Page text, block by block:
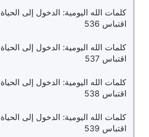
كلمات الله اليومية: الدخول إلى الحياة |
اقتباس 536
كلمات الله اليومية: الدخول إلى الحياة |
اقتباس 537
كلمات الله اليومية: الدخول إلى الحياة |
اقتباس 538
كلمات الله اليومية: الدخول إلى الحياة |
اقتباس 539